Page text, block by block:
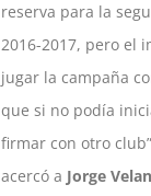
reserva para la
2016-2017, pero el
jugar la campaña
que si no podía
firmar con otro
acercó a Jorge